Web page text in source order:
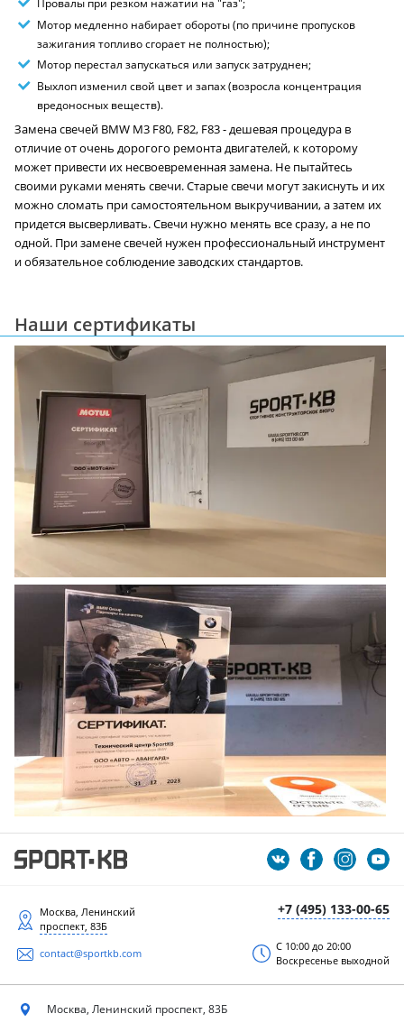
Провалы при резком нажатии на "газ";
Мотор медленно набирает обороты (по причине пропусков
зажигания топливо сгорает не полностью);
Мотор перестал запускаться или запуск затруднен;
Выхлоп изменил свой цвет и запах (возросла концентрация
вредоносных веществ).
Замена свечей BMW M3 F80, F82, F83 - дешевая процедура в
отличие от очень дорогого ремонта двигателей, к которому
может привести их несвоевременная замена. Не пытайтесь
своими руками менять свечи. Старые свечи могут закиснуть и их
можно сломать при самостоятельном выкручивании, а затем их
придется высверливать. Свечи нужно менять все сразу, а не по
одной. При замене свечей нужен профессиональный инструмент
и обязательное соблюдение заводских стандартов.
Наши сертификаты
+7 (495) 133-00-65
Москва, Ленинский
проспект, 83Б
contact@sportkb.com
С 10:00 до 20:00
Воскресенье выходной
Москва, Ленинский проспект, 83Б